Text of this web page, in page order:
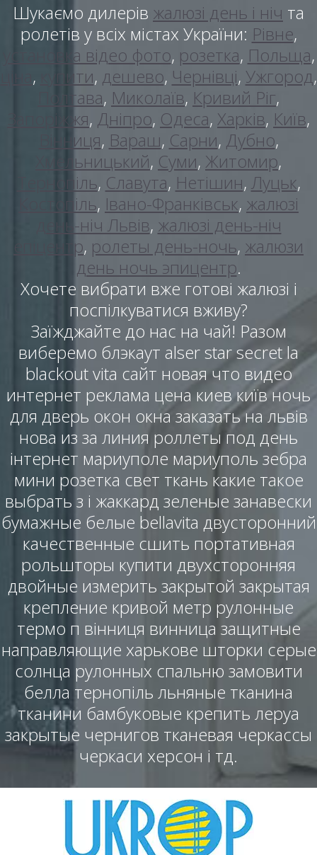
Шукаємо дилерів жалюзі день і ніч та
ролетів у всіх містах України: Рівне,
установка відео фото, розетка, Польща,
, купити, дешево, Чернівці, Ужгород,
Полтава, Миколаїв, Кривий Ріг,
Запоріжжя, Дніпро, Одеса, Харків, Київ,
Вінниця, Вараш, Сарни, Дубно,
Хмельницький, Суми, Житомир,
Тернопіль, Славута, Нетішин, Луцьк,
Костопіль, Івано-Франківськ, жалюзі
день-ніч Львів, жалюзі день-ніч
епіцентр, ролеты день-ночь, жалюзи
день ночь эпицентр.
Хочете вибрати вже готові жалюзі і
поспілкуватися вживу?
Заїжджайте до нас на чай! Разом
виберемо блэкаут alser star secret la
blackout vita сайт новая что видео
интернет реклама цена киев київ ночь
для дверь окон окна заказать на львів
нова из за линия роллеты под день
інтернет мариуполе мариуполь зебра
мини розетка свет ткань какие такое
выбрать з і жаккард зеленые занавески
бумажные белые bellavita двусторонний
качественные сшить портативная
рольшторы купити двухсторонняя
двойные измерить закрытой закрытая
крепление кривой метр рулонные
термо п вінниця винница защитные
направляющие харькове шторки серые
солнца рулонных спальню замовити
белла тернопіль льняные тканина
тканини бамбуковые крепить леруа
закрытые чернигов тканевая черкассы
черкаси херсон і тд.